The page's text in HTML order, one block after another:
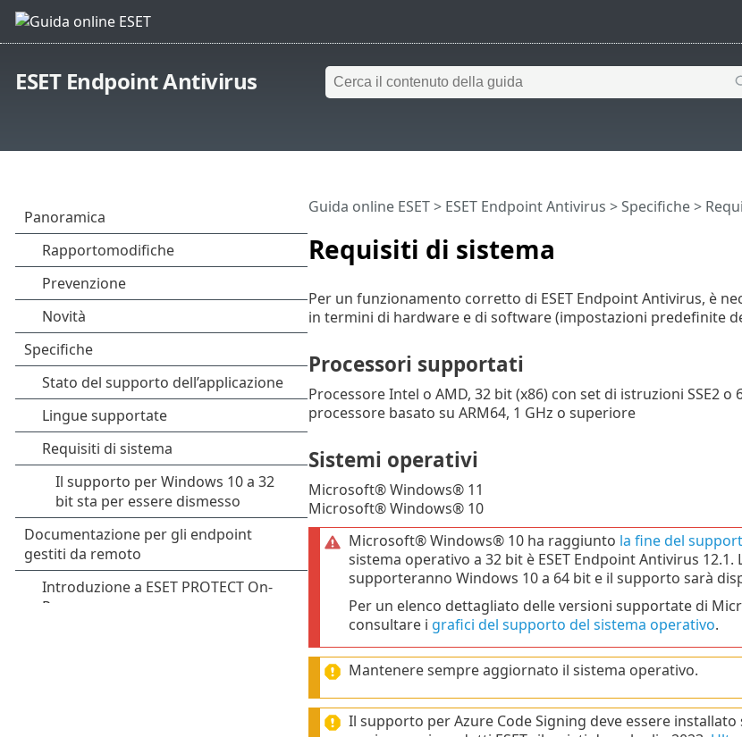
ESET Endpoint Antivirus
Requisiti di sistema
Guida online ESET> ESET Endpoint Antivirus >Specifiche >
Per un funzionamento corretto di ESET Endpoint Antivirus, è
in termini di hardware e di software (impostazioni predefinite
Processori supportati
Processore Intel o AMD, 32 bit (x86) con set di istruzioni SSE2 o
processore basato su ARM64, 1 GHz o superiore
Sistemi operativi
Microsoft® Windows® 11
Microsoft® Windows® 10
Microsoft® Windows® 10 ha raggiunto la fine del
sistema operativo a 32 bit è ESET Endpoint Antivirus
supporteranno Windows 10 a 64 bit e il supporto sarà
Per un elenco dettagliato delle versioni supportate di
consultare i grafici del supporto del sistema operativo.
Mantenere sempre aggiornato il sistema operativo.
Il supporto per Azure Code Signing deve essere